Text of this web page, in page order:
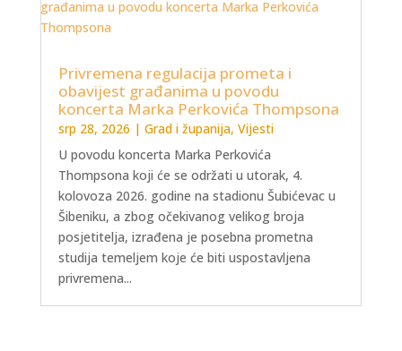
Privremena regulacija prometa i
obavijest građanima u povodu
koncerta Marka Perkovića Thompsona
srp 28, 2026 | Grad i županija, Vijesti
U povodu koncerta Marka Perkovića
Thompsona koji će se održati u utorak, 4.
kolovoza 2026. godine na stadionu Šubićevac u
Šibeniku, a zbog očekivanog velikog broja
posjetitelja, izrađena je posebna prometna
studija temeljem koje će biti uspostavljena
privremena...